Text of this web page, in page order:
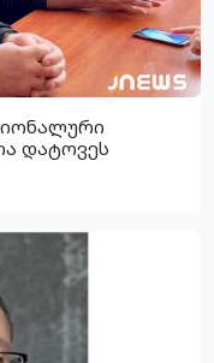
დატოვეს